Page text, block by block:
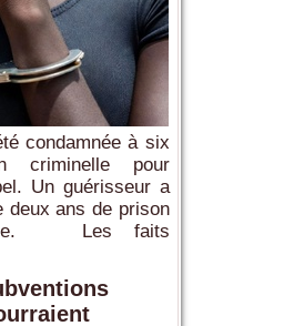
condamnée à six
criminelle pour
Un guérisseur a
deux ans de prison
Les faits